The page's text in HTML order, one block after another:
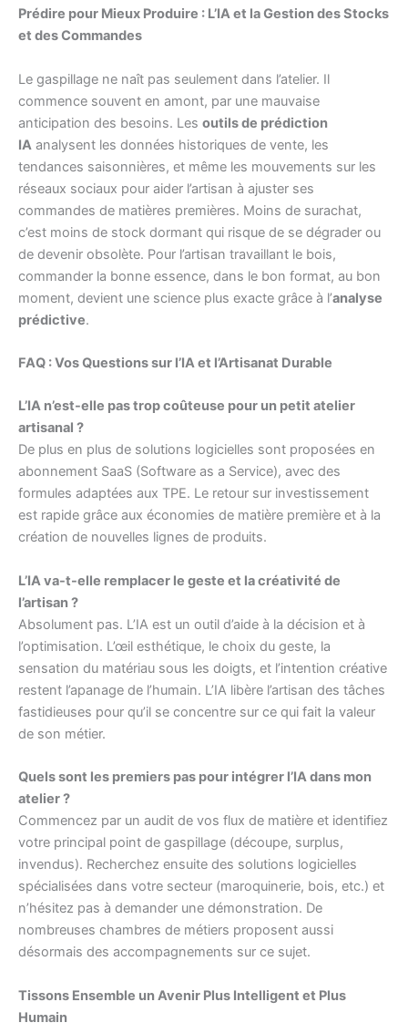
Prédire pour Mieux Produire : L’IA et la Gestion des Stocks
et des Commandes
Le gaspillage ne naît pas seulement dans l’atelier. Il
commence souvent en amont, par une mauvaise
anticipation des besoins. Les outils de prédiction
IA analysent les données historiques de vente, les
tendances saisonnières, et même les mouvements sur les
réseaux sociaux pour aider l’artisan à ajuster ses
commandes de matières premières. Moins de surachat,
c’est moins de stock dormant qui risque de se dégrader ou
de devenir obsolète. Pour l’artisan travaillant le bois,
commander la bonne essence, dans le bon format, au bon
moment, devient une science plus exacte grâce à l’analyse
prédictive.
FAQ : Vos Questions sur l’IA et l’Artisanat Durable
L’IA n’est-elle pas trop coûteuse pour un petit atelier
artisanal ?
De plus en plus de solutions logicielles sont proposées en
abonnement SaaS (Software as a Service), avec des
formules adaptées aux TPE. Le retour sur investissement
est rapide grâce aux économies de matière première et à la
création de nouvelles lignes de produits.
L’IA va-t-elle remplacer le geste et la créativité de
l’artisan ?
Absolument pas. L’IA est un outil d’aide à la décision et à
l’optimisation. L’œil esthétique, le choix du geste, la
sensation du matériau sous les doigts, et l’intention créative
restent l’apanage de l’humain. L’IA libère l’artisan des tâches
fastidieuses pour qu’il se concentre sur ce qui fait la valeur
de son métier.
Quels sont les premiers pas pour intégrer l’IA dans mon
atelier ?
Commencez par un audit de vos flux de matière et identifiez
votre principal point de gaspillage (découpe, surplus,
invendus). Recherchez ensuite des solutions logicielles
spécialisées dans votre secteur (maroquinerie, bois, etc.) et
n’hésitez pas à demander une démonstration. De
nombreuses chambres de métiers proposent aussi
désormais des accompagnements sur ce sujet.
Tissons Ensemble un Avenir Plus Intelligent et Plus
Humain